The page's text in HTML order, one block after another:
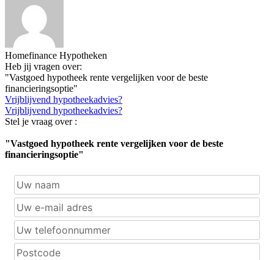
Homefinance Hypotheken
Heb jij vragen over:
"Vastgoed hypotheek rente vergelijken voor de beste
financieringsoptie"
Vrijblijvend hypotheekadvies?
Vrijblijvend hypotheekadvies?
Stel je vraag over :
"Vastgoed hypotheek rente vergelijken voor de beste
financieringsoptie"